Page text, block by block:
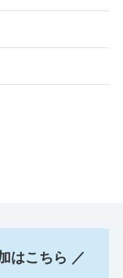
はこちら ／